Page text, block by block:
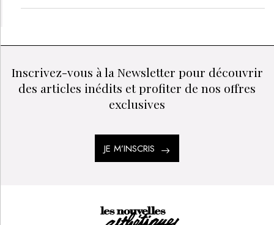
Inscrivez-vous à la Newsletter pour découvrir
des articles inédits et profiter de nos offres
exclusives
JE M’INSCRIS